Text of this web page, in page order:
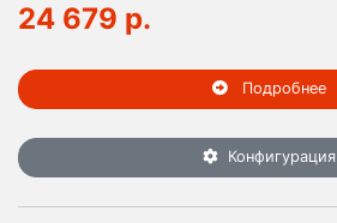
24 679 р.
Подробнее
Конфигурация